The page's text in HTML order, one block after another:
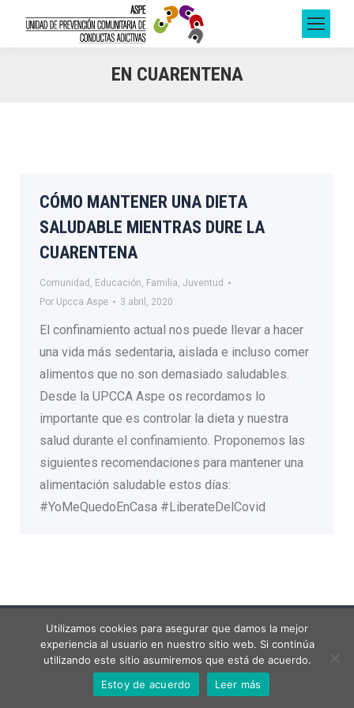
EN CUARENTENA
CÓMO MANTENER UNA DIETA
SALUDABLE MIENTRAS DURE LA
CUARENTENA
Comunidad , Educación, Familia, Juventud
Por Upcca Aspe 3 abril, 2020
El confinamiento actual nos puede llevar a hacer
una vida más sedentaria, aislada e incluso comer
alimentos que no son demasiado saludables.
Desde la UPCCA Aspe os recordamos lo
importante que es controlar la dieta y nuestra
salud durante el confinamiento. Proponemos las
siguientes recomendaciones para mantener una
alimentación saludable estos días:
#YoMeQuedoEnCasa #LiberateDelCovid
Utilizamos cookies para asegurar que damos la mejor
experiencia al usuario en nuestro sitio web. Si continúa
utilizando este sitio asumiremos que está de acuerdo.
Estoy de acuerdo
Leer más